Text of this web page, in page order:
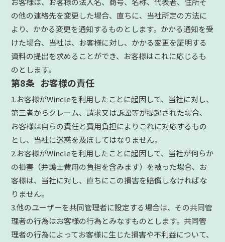
の他の連絡先を変更した場合、直ちに、当社所定の方法に
より、かかる変更を通知するものとします。かかる通知を受
けた場合、当社は、お客様に対し、かかる変更を証明する
資料の提出を求めることができ、お客様はこれに応じるも
のとします。
第8条 お客様の責任
1.お客様がWincleを利用したことに起因して、当社に対し、
第三者からクレーム、請求又は訴訟等が提起された場合、
お客様は自らの責任と費用負担によりこれに対応するもの
とし、当社に迷惑を及ぼしてはなりません。
2.お客様がWincleを利用したことに起因して、当社が何らか
の損害（弁護士費用の負担を含みます）を被った場合、お
客様は、当社に対し、直ちにこの損害を賠償しなければな
りません。
3.他のユーザーを共同管理者に設定する場合は、その共同管
理者の行為はお客様の行為とみなすものとします。共同管
理者の行為によってお客様に生じた損害や不利益について、